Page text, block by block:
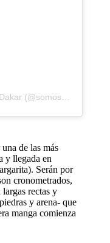
Una publicación compartida de Somos Dakar (@somosdakar)
de las más
y llegada en
Serán por
cronometrados,
rectas y
y arena- que
manga comienza